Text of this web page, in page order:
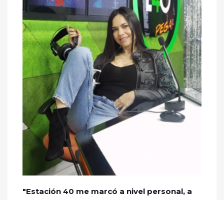
"Estación 40 me marcó a nivel personal, a